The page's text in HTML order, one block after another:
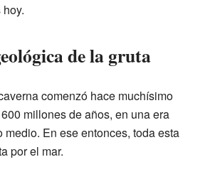
de la gruta
comenzó hace muchísimo
millones de años, en una era
En ese entonces, toda esta
por el mar.